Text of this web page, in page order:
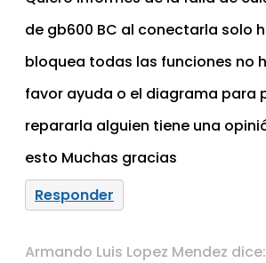
de gb600 BC al conectarla solo
bloquea todas las funciones no
favor ayuda o el diagrama para
repararla alguien tiene una
esto Muchas gracias
Responder
Armando Luis Lopez Mendez dice: